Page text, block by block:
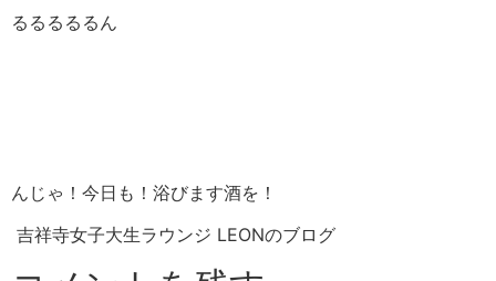
るるるるるん
んじゃ！今日も！浴びます酒を！
吉祥寺女子大生ラウンジ LEONのブログ